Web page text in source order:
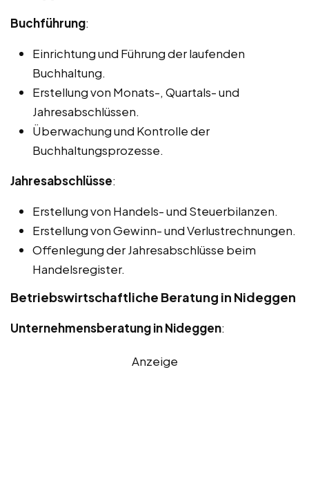
Buchführung:
Einrichtung und Führung der laufenden
Buchhaltung.
Erstellung von Monats-, Quartals- und
Jahresabschlüssen.
Überwachung und Kontrolle der
Buchhaltungsprozesse.
Jahresabschlüsse:
Erstellung von Handels- und Steuerbilanzen.
Erstellung von Gewinn- und Verlustrechnungen.
Offenlegung der Jahresabschlüsse beim
Handelsregister.
Betriebswirtschaftliche Beratung in Nideggen
Unternehmensberatung in Nideggen:
Anzeige